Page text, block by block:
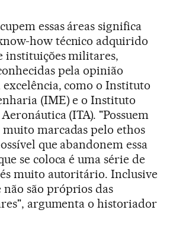
essas áreas significa
how técnico adquirido
instituições militares,
pela opinião
como o Instituto
(IME) e o Instituto
(ITA). "Possuem
marcadas pelo ethos
que abandonem essa
se coloca é uma série de
muito autoritário. Inclusive
não são próprios das
argumenta o historiador